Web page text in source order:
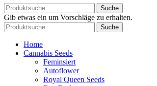
Suche
Gib etwas ein um Vorschläge zu erhalten.
Suche
Home
Cannabis Seeds
Feminsiert
Autoflower
Royal Queen Seeds